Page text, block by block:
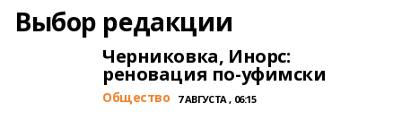
Выбор редакции
Черниковка, Инорс:
реновация по-уфимски
Общество 7 АВГУСТА , 06:15